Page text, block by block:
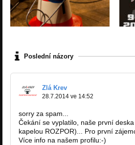
Poslední názory
Zlá Krev
28.7.2014 ve 14:52
sorry za spam...
Čekání se vyplatilo, naše první
kapelou ROZPOR)... Pro první
Více info na našem profilu:-)